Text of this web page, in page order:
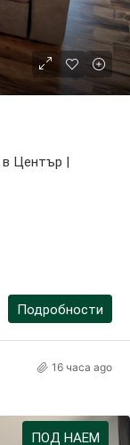
в Център |
Подробности
16 часа ago
ПОД НАЕМ